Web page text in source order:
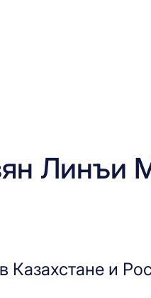
Линъи
Казахстане и